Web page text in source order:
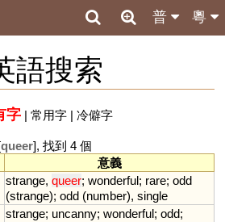
粵
普
語搜索
字| 常用字| 冷僻字
queer], 找到 4 個
意義
strange, queer; wonderful; rare; odd
(strange); odd (number), single
strange; uncanny; wonderful; odd;